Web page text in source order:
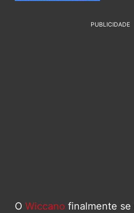
PUBLICIDADE
O Wiccano finalmente